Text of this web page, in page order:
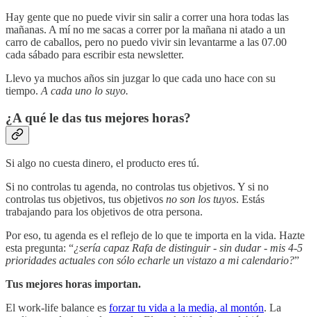
Hay gente que no puede vivir sin salir a correr una hora todas las
mañanas. A mí no me sacas a correr por la mañana ni atado a un
carro de caballos, pero no puedo vivir sin levantarme a las 07.00
cada sábado para escribir esta newsletter.
Llevo ya muchos años sin juzgar lo que cada uno hace con su
tiempo. A cada uno lo suyo.
¿A qué le das tus mejores horas?
Si algo no cuesta dinero, el producto eres tú.
Si no controlas tu agenda, no controlas tus objetivos. Y si no
controlas tus objetivos, tus objetivos no son los tuyos. Estás
trabajando para los objetivos de otra persona.
Por eso, tu agenda es el reflejo de lo que te importa en la vida. Hazte
esta pregunta: “¿sería capaz Rafa de distinguir - sin dudar - mis 4-5
prioridades actuales con sólo echarle un vistazo a mi calendario?”
Tus mejores horas importan.
El work-life balance es forzar tu vida a la media, al montón. La